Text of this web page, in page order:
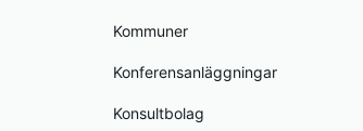
Kommuner
Konferensanläggningar
Konsultbolag